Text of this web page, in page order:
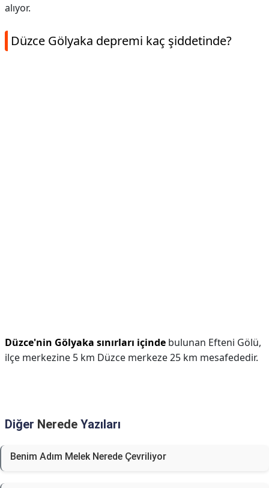
alıyor.
Düzce Gölyaka depremi kaç şiddetinde?
Düzce'nin Gölyaka sınırları içinde bulunan Efteni Gölü,
ilçe merkezine 5 km Düzce merkeze 25 km mesafededir.
Diğer Nerede Yazıları
Benim Adım Melek Nerede Çevriliyor